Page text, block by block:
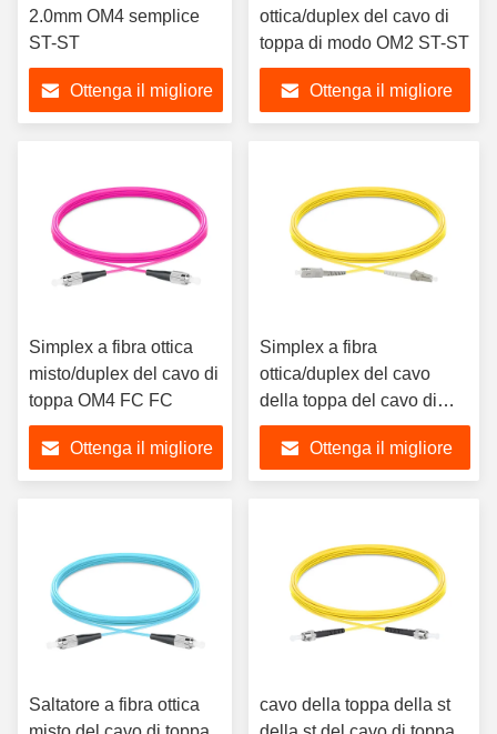
2.0mm OM4 semplice
ST-ST
Ottenga il migliore
ottica/duplex del cavo di
toppa di modo OM2 ST-ST
Ottenga il migliore
Simplex a fibra ottica
misto/duplex del cavo di
toppa OM4 FC FC
Ottenga il migliore
Simplex a fibra
ottica/duplex del cavo
della toppa del cavo di
toppa dello Sc LC MP
Ottenga il migliore
Saltatore a fibra ottica
cavo della toppa della st